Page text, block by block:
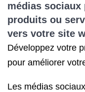
médias
produits ou
vers votre site
Développez votre
pour améliorer
Les médias